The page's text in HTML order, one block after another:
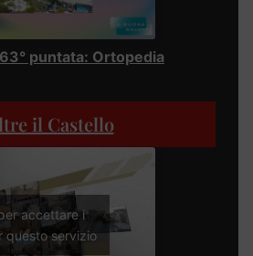
puntata: Ortopedia
il Castello
accettare i
questo servizio